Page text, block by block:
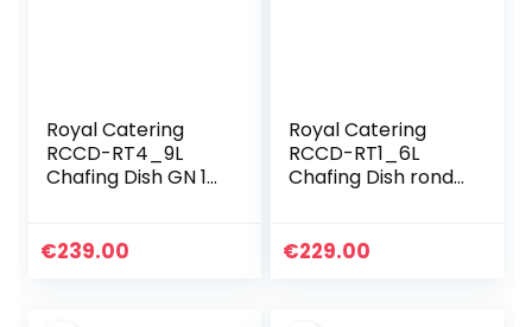
Royal Catering
RCCD-RT4_9L
Chafing Dish GN 1/1
Rolltop
€239.00
Royal Catering
RCCD-RT1_6L
Chafing Dish rond
er Rechaud
€229.00